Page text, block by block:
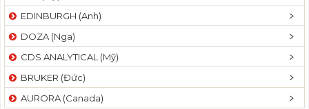
EDINBURGH (Anh)
DOZA (Nga)
CDS ANALYTICAL (Mỹ)
BRUKER (Đức)
AURORA (Canada)